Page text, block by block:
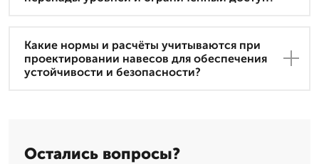
Какие нормы и расчёты учитываются при
проектировании навесов для обеспечения
устойчивости и безопасности?
Остались вопросы?